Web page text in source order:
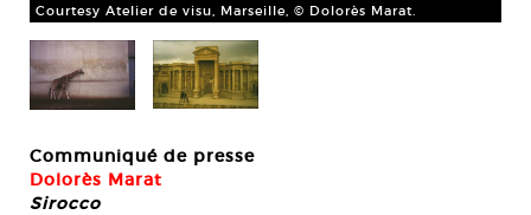
Courtesy Atelier de visu, Marseille, © Dolorès Marat.
Communiqué de presse
Dolorès Marat
Sirocco